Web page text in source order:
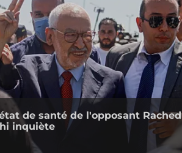
de santé de l'opposant Rached
inquiète